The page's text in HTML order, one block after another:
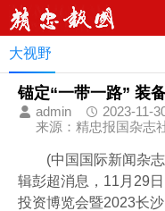
大视野
锚定“一带一路” 装
admin
2023-11-
来源：精忠报国杂志
(中国国际新闻杂志
辑彭超消息，11月29
投资博览会暨2023长